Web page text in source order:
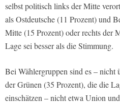
selbst politisch links der Mitte
als Ostdeutsche (11 Prozent) und
Mitte (15 Prozent) oder rechts der
Lage sei besser als die Stimmung.
Bei Wählergruppen sind es – nicht
der Grünen (35 Prozent), die die
einschätzen – nicht etwa Union